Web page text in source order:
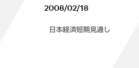
2008/02/18
日本経済短期見通し